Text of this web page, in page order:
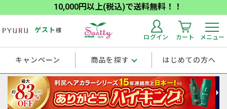
10,000円以上(税込)で送料無料！！
ゲスト様
ログイン カート メニュー
キャンペーン 商品を探す はじめての方へ